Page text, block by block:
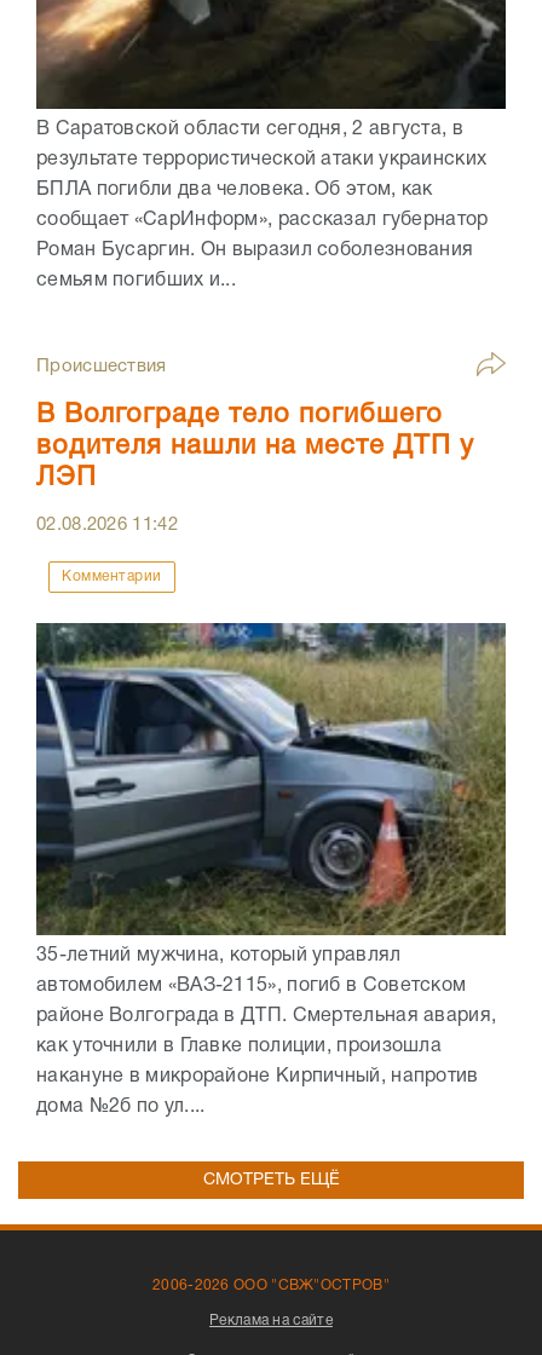
В Саратовской области сегодня, 2 августа, в
результате террористической атаки украинских
БПЛА погибли два человека. Об этом, как
сообщает «СарИнформ», рассказал губернатор
Роман Бусаргин. Он выразил соболезнования
семьям погибших и...
Происшествия
В Волгограде тело погибшего
водителя нашли на месте ДТП у
ЛЭП
02.08.2026 11:42
Комментарии
35-летний мужчина, который управлял
автомобилем «ВАЗ-2115», погиб в Советском
районе Волгограда в ДТП. Смертельная авария,
как уточнили в Главке полиции, произошла
накануне в микрорайоне Кирпичный, напротив
дома №2б по ул....
СМОТРЕТЬ ЕЩЁ
2006-2026 ООО "СВЖ"ОСТРОВ"
Реклама на сайте